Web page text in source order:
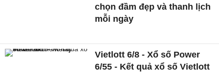
chọn đầm đẹp và thanh lịch
mỗi ngày
Vietlott 6/8 - Xổ số Power
6/55 - Kết quả xổ số Vietlott